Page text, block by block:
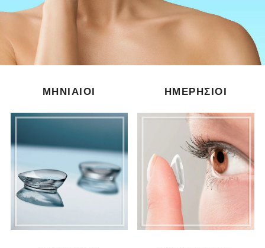
ΜΗΝΙΑΊΟΙ ΗΜΕΡΉΣΙΟΙ